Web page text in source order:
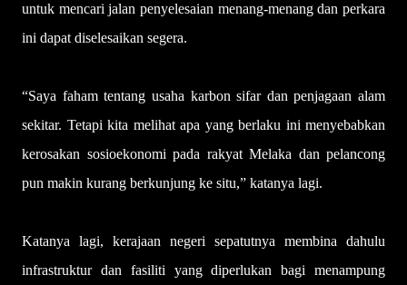
untuk mencari jalan penyelesaian menang-menang dan perkara
ini dapat diselesaikan segera.
“Saya faham tentang usaha karbon sifar dan penjagaan alam
sekitar. Tetapi kita melihat apa yang berlaku ini menyebabkan
kerosakan sosioekonomi pada rakyat Melaka dan pelancong
pun makin kurang berkunjung ke situ,” katanya lagi.
Katanya lagi, kerajaan negeri sepatutnya membina dahulu
infrastruktur dan fasiliti yang diperlukan bagi menampung